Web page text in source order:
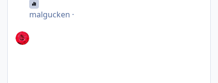
malgucken ·